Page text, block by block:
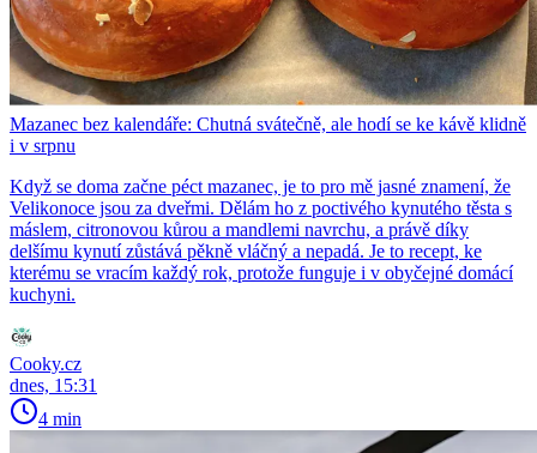
Mazanec bez kalendáře: Chutná svátečně, ale hodí se ke kávě klidně
i v srpnu
Když se doma začne péct mazanec, je to pro mě jasné znamení, že
Velikonoce jsou za dveřmi. Dělám ho z poctivého kynutého těsta s
máslem, citronovou kůrou a mandlemi navrchu, a právě díky
delšímu kynutí zůstává pěkně vláčný a nepadá. Je to recept, ke
kterému se vracím každý rok, protože funguje i v obyčejné domácí
kuchyni.
Cooky.cz
dnes, 15:31
4 min